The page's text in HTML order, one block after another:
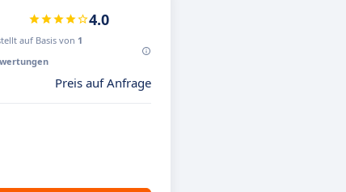
4.0
auf Basis von 1
Preis auf Anfrage